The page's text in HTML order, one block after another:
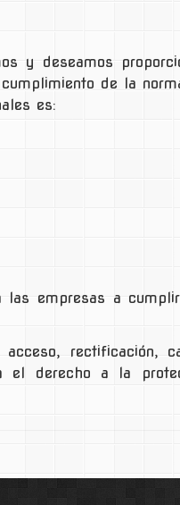
y deseamos
de la
es:
empresas a
rectificación,
el derecho a la